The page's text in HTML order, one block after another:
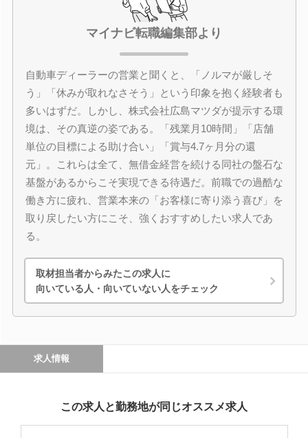
マイナビ転職編集部より
自動車ディーラーの営業と聞くと、「ノルマが厳しそ
う」「休みが取れなさそう」という印象を抱く経験者も
多いはずだ。しかし、株式会社広島マツダが提示する環
境は、その真逆の姿である。「残業月10時間」「店舗
単位の目標による助け合い」「賞与4.7ヶ月分の還
元」。これらは全て、無借金経営を続ける同社の盤石な
基盤があるからこそ実現できる待遇だ。前職での過酷な
働き方に疲れ、営業本来の「お客様に寄り添う喜び」を
取り戻したい方にこそ、強くおすすめしたい求人であ
る。
取材担当者からみたこの求人に
向いている人・向いていない人をチェック
求人情報
この求人と勤務地が同じオススメ求人